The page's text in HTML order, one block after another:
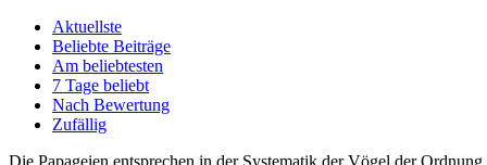
Aktuellste
Beliebte Beiträge
Am beliebtesten
7 Tage beliebt
Nach Bewertung
Zufällig
Die Papageien entsprechen in der Systematik der Vögel der